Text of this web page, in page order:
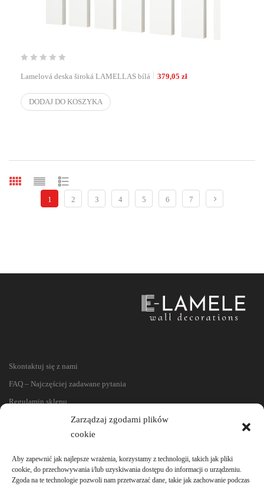
Zarządzaj zgodami plików
cookie
Aby zapewnić jak najlepsze wrażenia, korzystamy z technologii, takich jak pliki
cookie, do przechowywania i/lub uzyskiwania dostępu do informacji o urządzeniu.
Zgoda na te technologie pozwoli nam przetwarzać dane, takie jak zachowanie podczas
Lamelová deska široká LAMELLAS bílá 379,05 zł
DODAJ DO KOSZYKA
1 2 3 4 5 6 7
Skontaktuj się z nami
FAQ – Najczęściej zadawane pytania
Regulamin sklepu
Reklamacje i zwroty
Polityka prywatności